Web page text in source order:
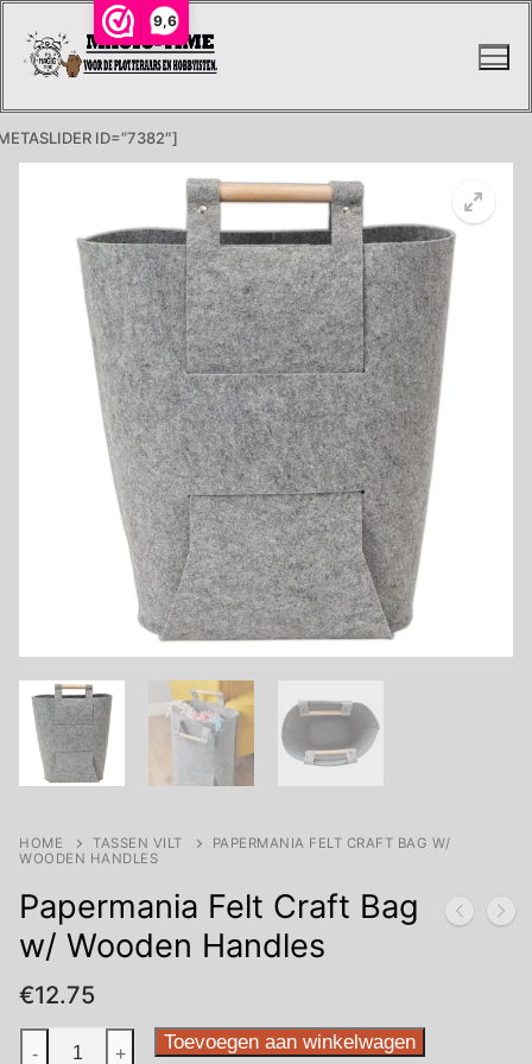
9,6
naar
ID=”7382″]
HOME TASSEN VILT
PAPERMANIA FELT CRAFT BAG W/
WOODEN HANDLES
Papermania Felt Craft Bag
w/ Wooden Handles
€12.75
Papermania
- + Toevoegen aan winkelwagen